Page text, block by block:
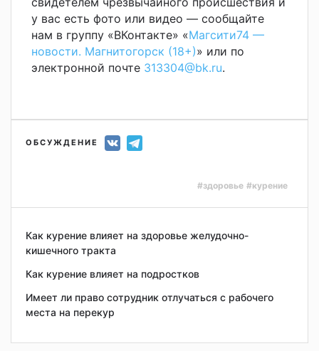
у вас есть фото или видео — сообщайте
нам в группу «ВКонтакте» «Магсити74 —
новости. Магнитогорск (18+)» или по
электронной почте 313304@bk.ru.
ОБСУЖДЕНИЕ
#здоровье #курение
Как курение влияет на здоровье желудочно-
кишечного тракта
Как курение влияет на подростков
Имеет ли право сотрудник отлучаться с рабочего
места на перекур